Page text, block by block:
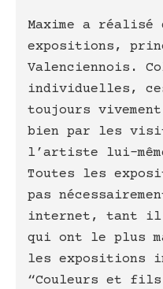
Maxime a réalisé
expositions,
Valenciennois.
individuelles,
toujours
bien par les
l’artiste lui-
Toutes les
pas
internet, tant il
qui ont le plus
les expositions
“Couleurs et fils